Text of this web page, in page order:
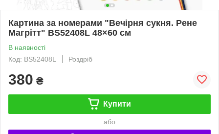
Картина за номерами "Вечірня сукня. Рене
Магрітт" BS52408L 48×60 см
В наявності
Код: BS52408L
Роздріб
380 ₴
Купити
або